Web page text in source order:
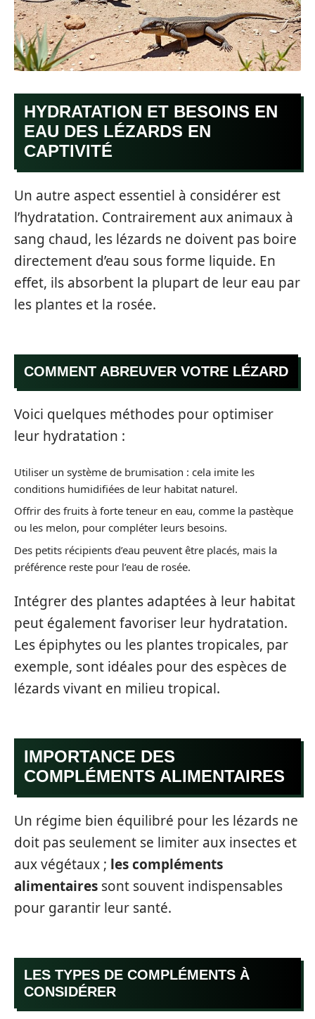
HYDRATATION ET BESOINS EN
EAU DES LÉZARDS EN
CAPTIVITÉ
Un autre aspect essentiel à considérer est
l’hydratation. Contrairement aux animaux à
sang chaud, les lézards ne doivent pas boire
directement d’eau sous forme liquide. En
effet, ils absorbent la plupart de leur eau par
les plantes et la rosée.
COMMENT ABREUVER VOTRE LÉZARD
Voici quelques méthodes pour optimiser
leur hydratation :
Utiliser un système de brumisation : cela imite les
conditions humidifiées de leur habitat naturel.
Offrir des fruits à forte teneur en eau, comme la pastèque
ou les melon, pour compléter leurs besoins.
Des petits récipients d’eau peuvent être placés, mais la
préférence reste pour l’eau de rosée.
Intégrer des plantes adaptées à leur habitat
peut également favoriser leur hydratation.
Les épiphytes ou les plantes tropicales, par
exemple, sont idéales pour des espèces de
lézards vivant en milieu tropical.
IMPORTANCE DES
COMPLÉMENTS ALIMENTAIRES
Un régime bien équilibré pour les lézards ne
doit pas seulement se limiter aux insectes et
aux végétaux ; les compléments
alimentaires sont souvent indispensables
pour garantir leur santé.
LES TYPES DE COMPLÉMENTS À
CONSIDÉRER